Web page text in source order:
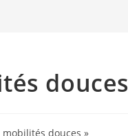
douces
douces »